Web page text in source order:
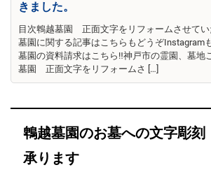
きました。
目次鵯越墓園 正面文字をリフォームさせて
墓園に関する記事はこちらもどうぞInstagram
墓園の資料請求はこちら‼神戸市の霊園、墓地
墓園 正面文字をリフォームさ […]
鵯越墓園のお墓への文字彫刻
承ります